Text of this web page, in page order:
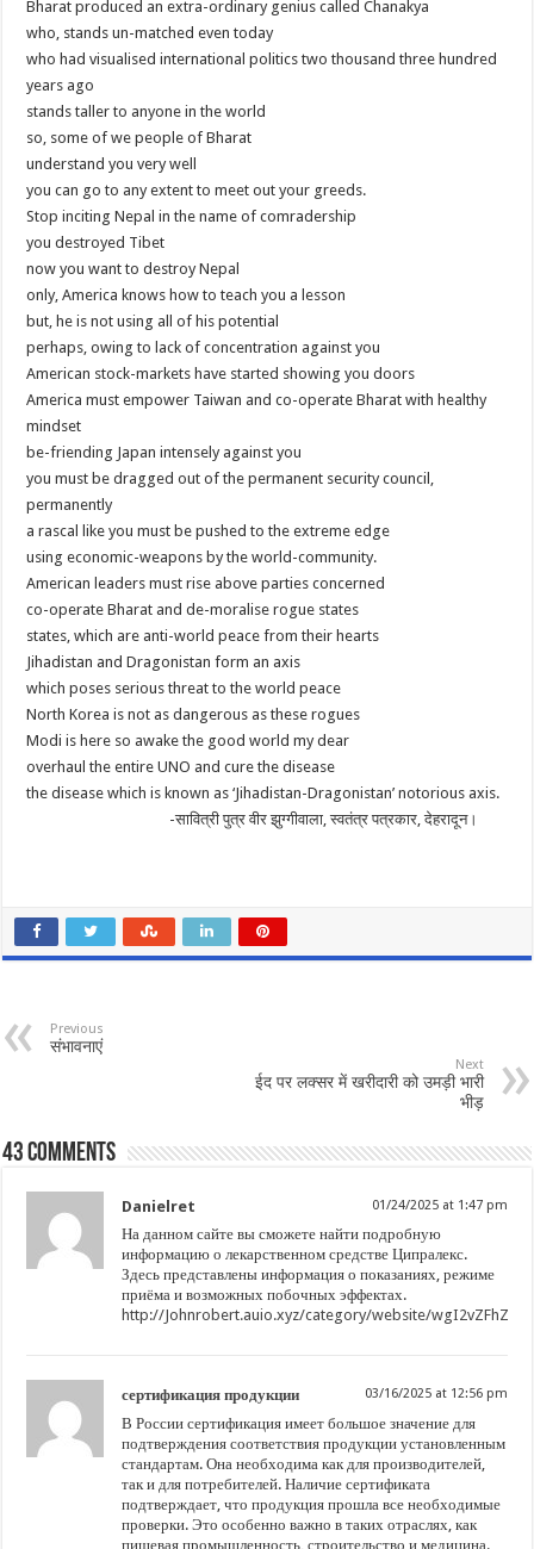
Bharat produced an extra-ordinary genius called Chanakya
who, stands un-matched even today
who had visualised international politics two thousand three hundred
years ago
stands taller to anyone in the world
so, some of we people of Bharat
understand you very well
you can go to any extent to meet out your greeds.
Stop inciting Nepal in the name of comradership
you destroyed Tibet
now you want to destroy Nepal
only, America knows how to teach you a lesson
but, he is not using all of his potential
perhaps, owing to lack of concentration against you
American stock-markets have started showing you doors
America must empower Taiwan and co-operate Bharat with healthy
mindset
be-friending Japan intensely against you
you must be dragged out of the permanent security council,
permanently
a rascal like you must be pushed to the extreme edge
using economic-weapons by the world-community.
American leaders must rise above parties concerned
co-operate Bharat and de-moralise rogue states
states, which are anti-world peace from their hearts
Jihadistan and Dragonistan form an axis
which poses serious threat to the world peace
North Korea is not as dangerous as these rogues
Modi is here so awake the good world my dear
overhaul the entire UNO and cure the disease
the disease which is known as ‘Jihadistan-Dragonistan’ notorious axis.
-सावित्री पुत्र वीर झुग्गीवाला, स्वतंत्र पत्रकार, देहरादून।
Previous
संभावनाएं
Next
ईद पर लक्सर में खरीदारी को उमड़ी भारी
भीड़
43 comments
Danielret 01/24/2025 at 1:47 pm
На данном сайте вы сможете найти подробную
информацию о лекарственном средстве Ципралекс.
Здесь представлены информация о показаниях, режиме
приёма и возможных побочных эффектах.
http://Johnrobert.auio.xyz/category/website/
сертификация продукции 03/16/2025 at 12:56 pm
В России сертификация имеет большое значение для
подтверждения соответствия продукции установленным
стандартам. Она необходима как для производителей,
так и для потребителей. Наличие сертификата
подтверждает, что продукция прошла все необходимые
проверки. Это особенно важно в таких отраслях, как
пищевая промышленность, строительство и медицина.